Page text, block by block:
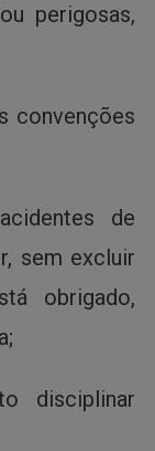
perigosas,
convenções
de
sem excluir
obrigado,
disciplinar